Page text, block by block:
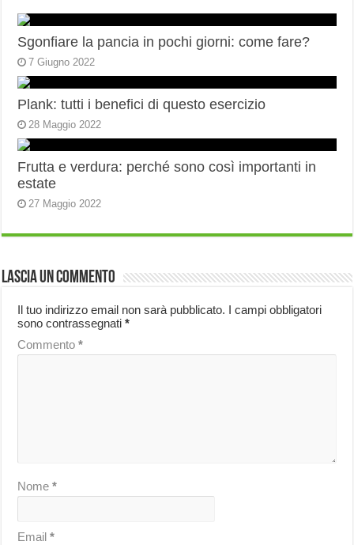
Sgonfiare la pancia in pochi giorni: come fare?
7 Giugno 2022
Plank: tutti i benefici di questo esercizio
28 Maggio 2022
Frutta e verdura: perché sono così importanti in
estate
27 Maggio 2022
Lascia un commento
Il tuo indirizzo email non sarà pubblicato. I campi obbligatori
sono contrassegnati*
Commento*
Nome*
Email*